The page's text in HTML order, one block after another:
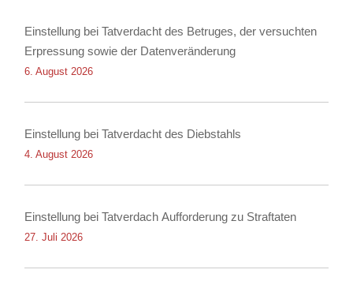
Einstellung bei Tatverdacht des Betruges, der versuchten
Erpressung sowie der Datenveränderung
6. August 2026
Einstellung bei Tatverdacht des Diebstahls
4. August 2026
Einstellung bei Tatverdach Aufforderung zu Straftaten
27. Juli 2026